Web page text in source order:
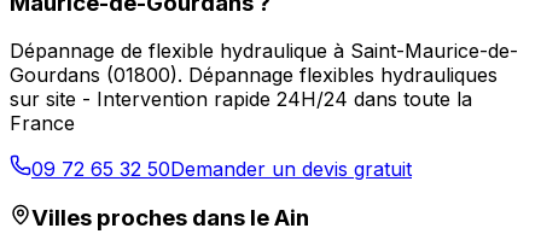
Dépannage de flexible hydraulique à Saint-Maurice-de-
Gourdans (01800). Dépannage flexibles hydrauliques
sur site - Intervention rapide 24H/24 dans toute la
France
09 72 65 32 50Demander un devis gratuit
Villes proches dans leAin